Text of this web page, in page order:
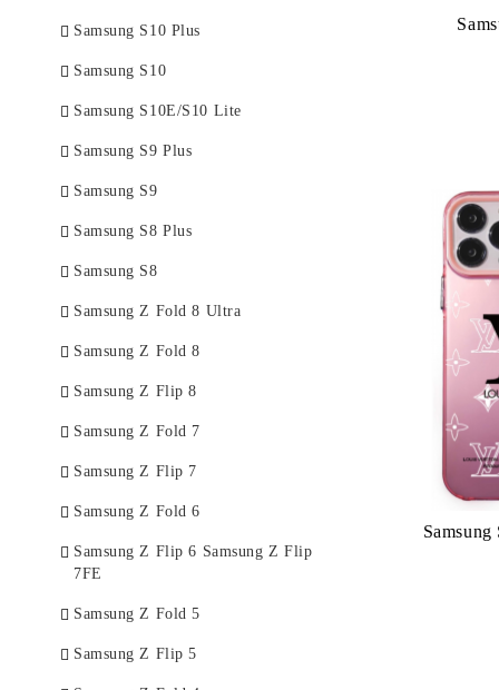
Samsung S10 Plus
Samsung S10
Samsung S10E/S10 Lite
Samsung S9 Plus
Samsung S9
Samsung S8 Plus
Samsung S8
Samsung Z Fold 8 Ultra
Samsung Z Fold 8
Samsung Z Flip 8
Samsung Z Fold 7
Samsung Z Flip 7
Samsung Z Fold 6
Samsung Z Flip 6 Samsung Z Flip
7FE
Samsung Z Fold 5
Samsung Z Flip 5
Samsung